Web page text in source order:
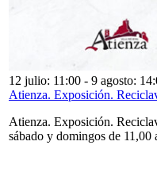
12 julio: 11:00 - 9 agosto:
Atienza. Exposición.
Atienza. Exposición.
sábado y domingos de